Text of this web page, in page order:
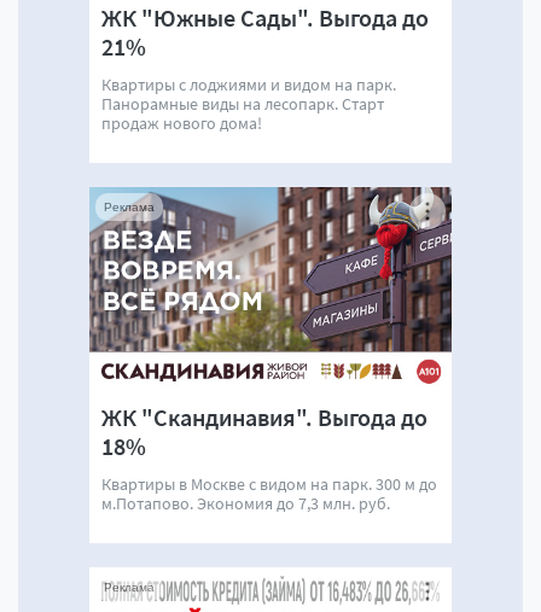
ЖК "Южные Сады". Выгода до
21%
Квартиры с лоджиями и видом на парк.
Панорамные виды на лесопарк. Старт
продаж нового дома!
ЖК "Скандинавия". Выгода до
18%
Квартиры в Москве с видом на парк. 300 м до
м.Потапово. Экономия до 7,3 млн. руб.
Реклама
Реклама